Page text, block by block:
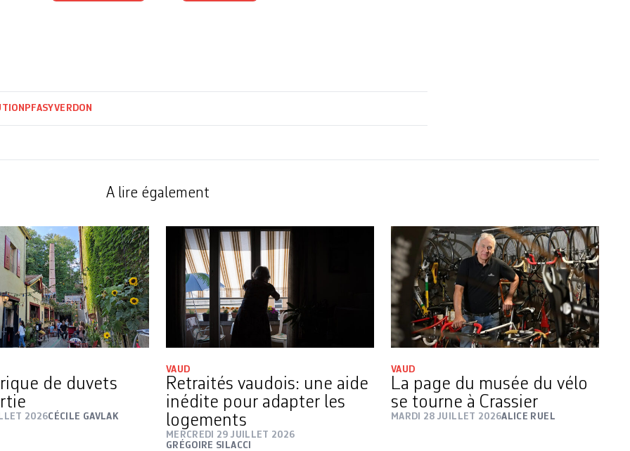
PFASYVERDON
A lire également
de duvets
2026CÉCILE GAVLAK
VAUD
Retraités vaudois: une aide
inédite pour adapter les
logements
MERCREDI 29 JUILLET 2026
GRÉGOIRE SILACCI
VAUD
La page du musée du vélo
se tourne à Crassier
MARDI 28 JUILLET 2026ALICE RUEL